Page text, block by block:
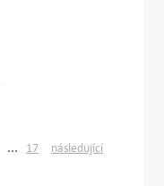
... 17 následující